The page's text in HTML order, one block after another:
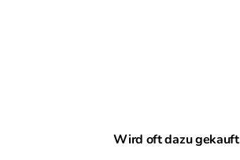
Produktgalerie überspringen
Wird oft dazu gekauft